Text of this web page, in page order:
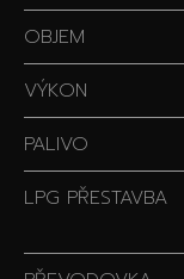
OBJEM
VÝKON
PALIVO
LPG PŘESTAVBA